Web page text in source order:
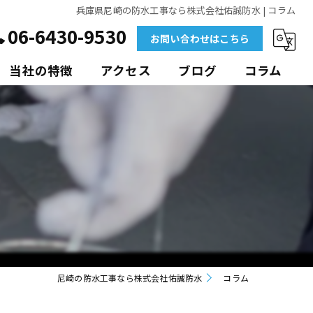
兵庫県尼崎の防水工事なら株式会社佑誠防水 | コラム
06-6430-9530 お問い合わせはこちら
当社の特徴
外壁
マンション
アパート
ポリウレア
アクセス ブログ コラム
尼崎の防水工事なら株式会社佑誠防水 コラム